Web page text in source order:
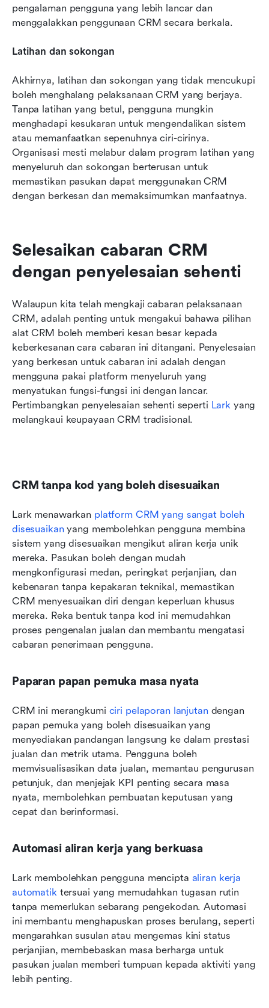
pengalaman pengguna yang lebih lancar dan
menggalakkan penggunaan CRM secara berkala.
Latihan dan sokongan
Akhirnya, latihan dan sokongan yang tidak mencukupi
boleh menghalang pelaksanaan CRM yang berjaya.
Tanpa latihan yang betul, pengguna mungkin
menghadapi kesukaran untuk mengendalikan sistem
atau memanfaatkan sepenuhnya ciri-cirinya.
Organisasi mesti melabur dalam program latihan yang
menyeluruh dan sokongan berterusan untuk
memastikan pasukan dapat menggunakan CRM
dengan berkesan dan memaksimumkan manfaatnya.
Selesaikan cabaran CRM
dengan penyelesaian sehenti
Walaupun kita telah mengkaji cabaran pelaksanaan
CRM, adalah penting untuk mengakui bahawa pilihan
alat CRM boleh memberi kesan besar kepada
keberkesanan cara cabaran ini ditangani. Penyelesaian
yang berkesan untuk cabaran ini adalah dengan
mengguna pakai platform menyeluruh yang
menyatukan fungsi-fungsi ini dengan lancar.
Pertimbangkan penyelesaian sehenti seperti Lark yang
melangkaui keupayaan CRM tradisional.
CRM tanpa kod yang boleh disesuaikan
Lark menawarkan platform CRM yang sangat boleh
disesuaikan yang membolehkan pengguna membina
sistem yang disesuaikan mengikut aliran kerja unik
mereka. Pasukan boleh dengan mudah
mengkonfigurasi medan, peringkat perjanjian, dan
kebenaran tanpa kepakaran teknikal, memastikan
CRM menyesuaikan diri dengan keperluan khusus
mereka. Reka bentuk tanpa kod ini memudahkan
proses pengenalan jualan dan membantu mengatasi
cabaran penerimaan pengguna.
Paparan papan pemuka masa nyata
CRM ini merangkumi ciri pelaporan lanjutan dengan
papan pemuka yang boleh disesuaikan yang
menyediakan pandangan langsung ke dalam prestasi
jualan dan metrik utama. Pengguna boleh
memvisualisasikan data jualan, memantau pengurusan
petunjuk, dan menjejak KPI penting secara masa
nyata, membolehkan pembuatan keputusan yang
cepat dan berinformasi.
Automasi aliran kerja yang berkuasa
Lark membolehkan pengguna mencipta aliran kerja
automatik tersuai yang memudahkan tugasan rutin
tanpa memerlukan sebarang pengekodan. Automasi
ini membantu menghapuskan proses berulang, seperti
mengarahkan susulan atau mengemas kini status
perjanjian, membebaskan masa berharga untuk
pasukan jualan memberi tumpuan kepada aktiviti yang
lebih penting.